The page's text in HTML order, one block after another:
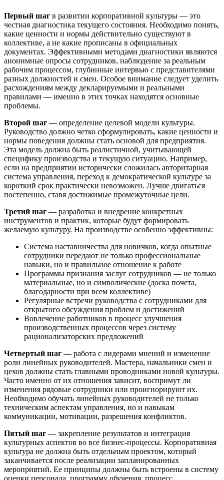
Первый шаг в развитии корпоративной культуры — это
честная диагностика текущего состояния. Необходимо понять,
какие ценности и нормы действительно существуют в
коллективе, а не какие прописаны в официальных
документах. Эффективными методами диагностики являются
анонимные опросы сотрудников, наблюдение за реальным
рабочим процессом, глубинные интервью с представителями
разных должностей и смен. Особое внимание следует уделить
расхождениям между декларируемыми и реальными
правилами — именно в этих точках находятся основные
проблемы.
Второй шаг — определение целевой модели культуры.
Руководство должно четко сформулировать, какие ценности и
нормы поведения должны стать основой для предприятия.
Эта модель должна быть реалистичной, учитывающей
специфику производства и текущую ситуацию. Например,
если на предприятии исторически сложилась авторитарная
система управления, переход к демократической культуре за
короткий срок практически невозможен. Лучше двигаться
постепенно, ставя достижимые промежуточные цели.
Третий шаг — разработка и внедрение конкретных
инструментов и практик, которые будут формировать
желаемую культуру. На производстве особенно эффективны:
Система наставничества для новичков, когда опытные
сотрудники передают не только профессиональные
навыки, но и правильное отношение к работе
Программы признания заслуг сотрудников — не только
материальные, но и символические (доска почета,
благодарности при всем коллективе)
Регулярные встречи руководства с сотрудниками для
открытого обсуждения проблем и достижений
Вовлечение работников в процесс улучшения
производственных процессов через систему
рационализаторских предложений
Четвертый шаг — работа с лидерами мнений и изменение
роли линейных руководителей. Мастера, начальники смен и
цехов должны стать главными проводниками новой культуры.
Часто именно от их отношения зависит, воспримут ли
изменения рядовые сотрудники или проигнорируют их.
Необходимо обучать линейных руководителей не только
техническим аспектам управления, но и навыкам
коммуникации, мотивации, разрешения конфликтов.
Пятый шаг — закрепление результатов и интеграция
культурных аспектов во все бизнес-процессы. Корпоративная
культура не должна быть отдельным проектом, который
заканчивается после реализации запланированных
мероприятий. Ее принципы должны быть встроены в систему